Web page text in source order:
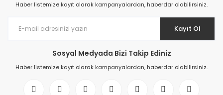
Haber listemize kayıt olarak kampanyalardan, haberdar olabilirsiniz.
Kayıt Ol
Sosyal Medyada Bizi Takip Ediniz
Haber listemize kayıt olarak kampanyalardan, haberdar olabilirsiniz.